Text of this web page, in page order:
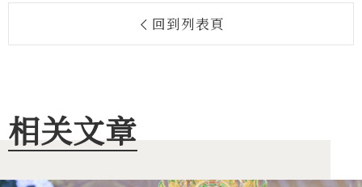
回到列表頁
相关文章